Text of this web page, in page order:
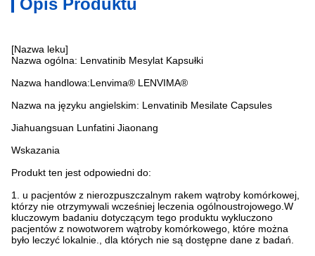
Opis Produktu
[Nazwa leku]
Nazwa ogólna: Lenvatinib Mesylat Kapsułki
Nazwa handlowa:Lenvima® LENVIMA®
Nazwa na języku angielskim: Lenvatinib Mesilate Capsules
Jiahuangsuan Lunfatini Jiaonang
Wskazania
Produkt ten jest odpowiedni do:
1. u pacjentów z nierozpuszczalnym rakem wątroby komórkowej,
którzy nie otrzymywali wcześniej leczenia ogólnoustrojowego.W
kluczowym badaniu dotyczącym tego produktu wykluczono
pacjentów z nowotworem wątroby komórkowego, które można
było leczyć lokalnie., dla których nie są dostępne dane z badań.